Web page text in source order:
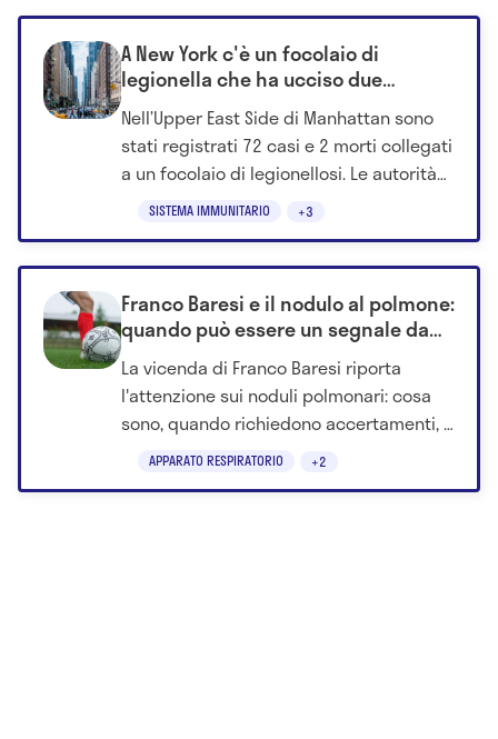
SISTEMA IMMUNITARIO +3
A New York c'è un focolaio di
legionella che ha ucciso due
persone: ecco cos'è e come si
trasmette
Nell’Upper East Side di Manhattan sono
stati registrati 72 casi e 2 morti collegati
a un focolaio di legionellosi. Le autorità
sanitarie indicano le torri di
APPARATO RESPIRATORIO +2
Franco Baresi e il nodulo al polmone:
quando può essere un segnale da
non sottovalutare
La vicenda di Franco Baresi riporta
l'attenzione sui noduli polmonari: cosa
sono, quando richiedono accertamenti, i
sintomi da non ignorare e chi è più a